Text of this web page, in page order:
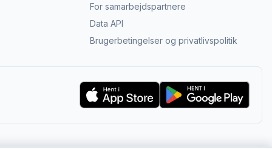
For samarbejdspartnere
Data API
Brugerbetingelser og privatlivspolitik